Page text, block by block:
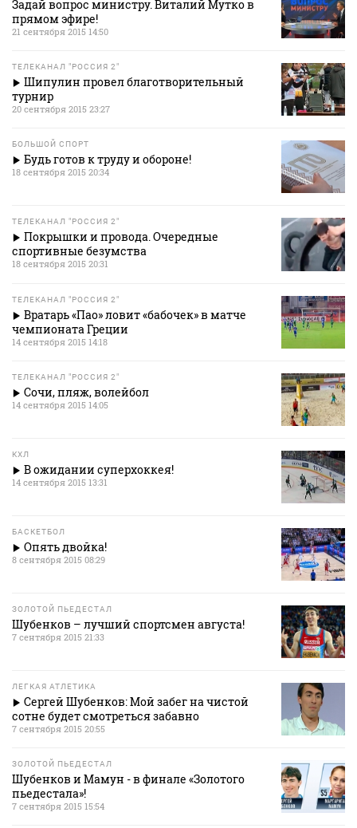
Задай вопрос министру. Виталий Мутко в
прямом эфире!
21 сентября 2015 14:50
ТЕЛЕКАНАЛ "РОССИЯ 2"
Шипулин провел благотворительный
турнир
20 сентября 2015 23:27
БОЛЬШОЙ СПОРТ
Будь готов к труду и обороне!
18 сентября 2015 20:34
ТЕЛЕКАНАЛ "РОССИЯ 2"
Покрышки и провода. Очередные
спортивные безумства
18 сентября 2015 20:31
ТЕЛЕКАНАЛ "РОССИЯ 2"
Вратарь «Пао» ловит «бабочек» в матче
чемпионата Греции
14 сентября 2015 14:18
ТЕЛЕКАНАЛ "РОССИЯ 2"
Сочи, пляж, волейбол
14 сентября 2015 14:05
КХЛ
В ожидании суперхоккея!
14 сентября 2015 13:31
БАСКЕТБОЛ
Опять двойка!
8 сентября 2015 08:29
ЗОЛОТОЙ ПЬЕДЕСТАЛ
Шубенков – лучший спортсмен августа!
7 сентября 2015 21:33
ЛЕГКАЯ АТЛЕТИКА
Сергей Шубенков: Мой забег на чистой
сотне будет смотреться забавно
7 сентября 2015 20:55
ЗОЛОТОЙ ПЬЕДЕСТАЛ
Шубенков и Мамун - в финале «Золотого
пьедестала»!
7 сентября 2015 15:54